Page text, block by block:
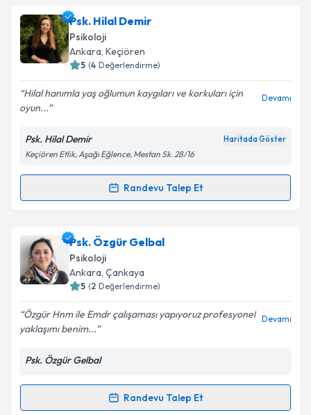
almanız için bir takvim hazırlandığında e-posta ile
bilgilendireceğiz.
E-posta Adresiniz
Metni
'ni okudum ve kişisel verilerimin belirtilen
kapsamda işlenmesini kabul ediyorum.
Takvim Talebini Gönder
Psk. Hilal Demir
Psikoloji
Ankara, Keçiören
5 (4 Değerlendirme)
Hilal hanımla yaş oğlumun kaygıları ve korkuları için
oyun...
Devamı
Psk. Hilal Demir Haritada Göster
Keçiören Etlik, Aşağı Eğlence, Mestan Sk. 28/16
Randevu Talep Et
Randevu Takvimi Talebi
Psk. Hilal Demiriçin randevu takvimi talebi oluşturun.
Size bu uzmandan randevu almanız için bir takvim
hazırlandığında e-posta ile bilgilendireceğiz.
Kişisel verilerimin işlenmesine ilişkin
kapsamda işlenmesini kabul ediyorum.
Psk. Özgür Gelbal
Psikoloji
Ankara, Çankaya
5 (2 Değerlendirme)
Özgür Hnm ile Emdr çalışaması yapıyoruz profesyonel
yaklaşımı benim...
Devamı
Psk. Özgür Gelbal
Randevu Talep Et
Randevu Takvimi Talebi